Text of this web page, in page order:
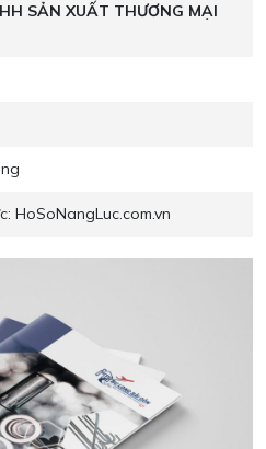
SẢN XUẤT THƯƠNG MẠI
HoSoNangLuc.com.vn